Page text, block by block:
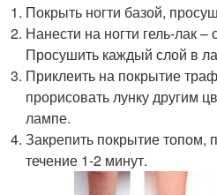
Покрыть ногти базой,
Нанести на ногти гель-лак –
Просушить каждый слой в
Приклеить на покрытие
прорисовать лунку другим
лампе.
Закрепить покрытие топом,
течение 1-2 минут.